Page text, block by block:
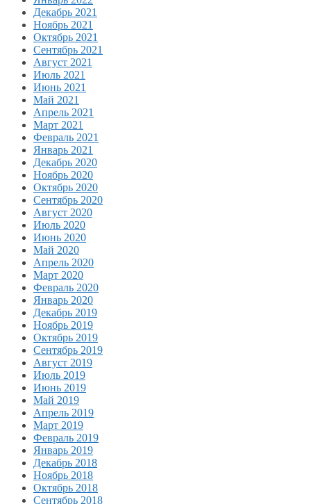
Декабрь 2021
Ноябрь 2021
Октябрь 2021
Сентябрь 2021
Август 2021
Июль 2021
Июнь 2021
Май 2021
Апрель 2021
Март 2021
Февраль 2021
Январь 2021
Декабрь 2020
Ноябрь 2020
Октябрь 2020
Сентябрь 2020
Август 2020
Июль 2020
Июнь 2020
Май 2020
Апрель 2020
Март 2020
Февраль 2020
Январь 2020
Декабрь 2019
Ноябрь 2019
Октябрь 2019
Сентябрь 2019
Август 2019
Июль 2019
Июнь 2019
Май 2019
Апрель 2019
Март 2019
Февраль 2019
Январь 2019
Декабрь 2018
Ноябрь 2018
Октябрь 2018
Сентябрь 2018